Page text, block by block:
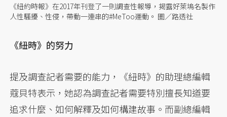
《紐約時報》在2017年刊登了一則調查性報導，揭露好萊塢名製作
人性騷擾、性侵，帶動一連串的#MeToo運動。 圖／路透社
《紐時》的努力
提及調查記者需要的能力，《紐時》的助理總編輯
蔻貝特表示，她認為調查記者需要特別擅長知道要
追求什麼、如何解釋及如何構建故事。而副總編輯